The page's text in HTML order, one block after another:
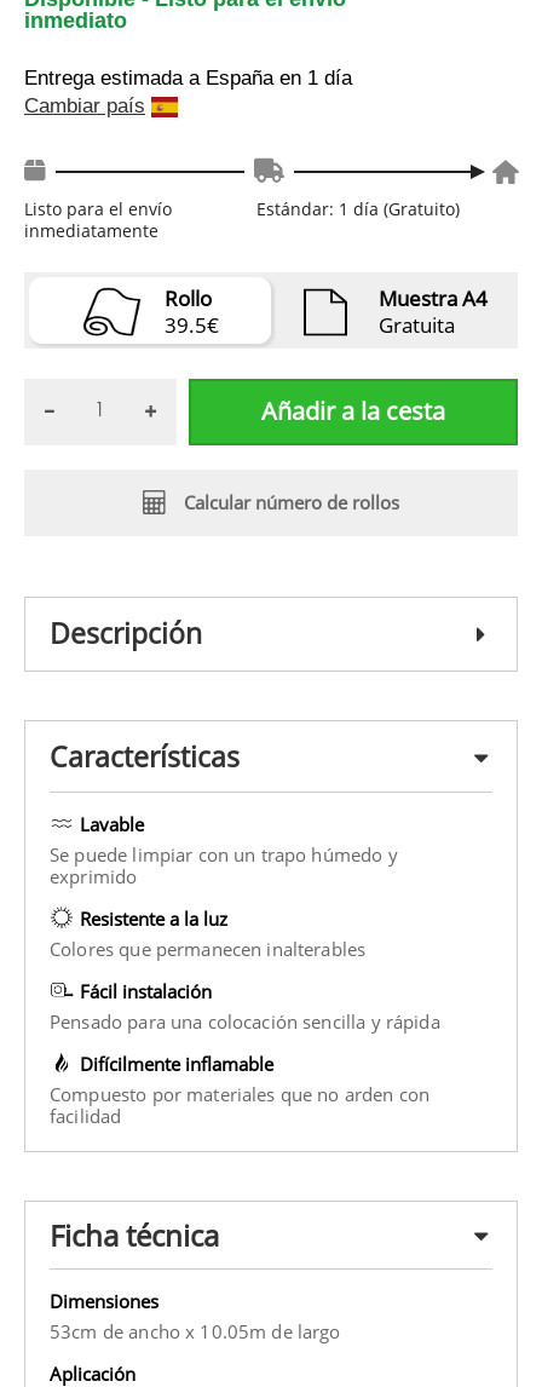
inmediato
Entrega estimada a España en 1 día
Cambiar país
Listo para el envío
inmediatamente
Estándar: 1 día (Gratuito)
Rollo
39.5€
Muestra A4
Gratuita
Añadir a la cesta
Calcular número de rollos
Descripción
Características
Lavable
Se puede limpiar con un trapo húmedo y
exprimido
Resistente a la luz
Colores que permanecen inalterables
Fácil instalación
Pensado para una colocación sencilla y rápida
Difícilmente inflamable
Compuesto por materiales que no arden con
facilidad
Ficha técnica
Dimensiones
53cm de ancho x 10.05m de largo
Aplicación